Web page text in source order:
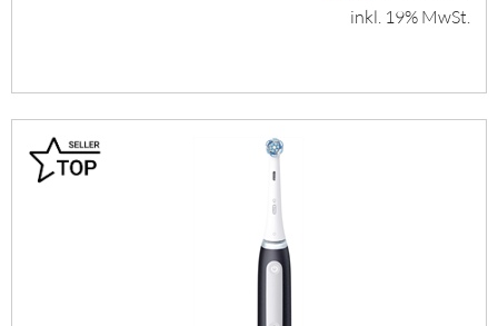
inkl. 19% MwSt.